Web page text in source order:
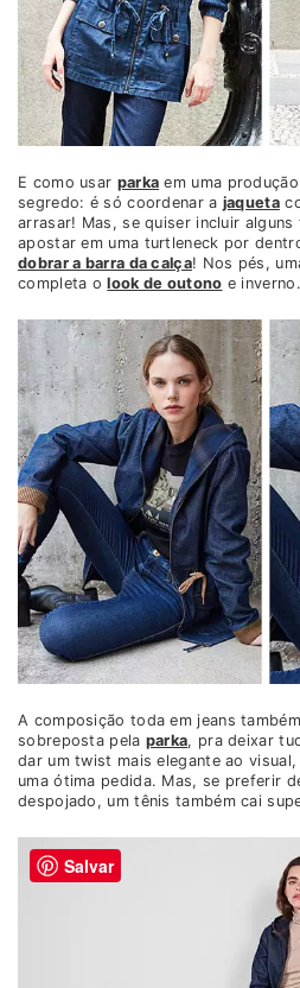
E como usar parka em uma
segredo: é só coordenar a jaqueta
arrasar! Mas, se quiser incluir
apostar em uma turtleneck por
dobrar a barra da calça! Nos pés,
completa olook de outono e inverno.
A composição toda em jeans
sobreposta pela parka, pra deixar
dar um twist mais elegante ao
uma ótima pedida. Mas, se preferir
despojado, um tênis também cai
Salvar